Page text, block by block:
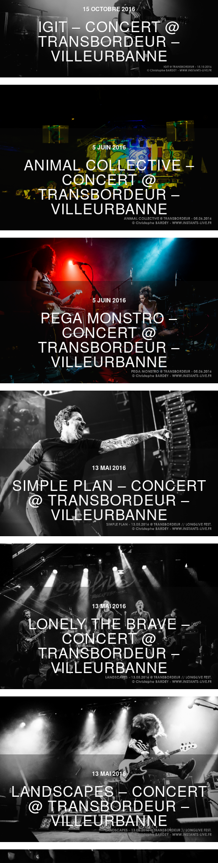
15 OCTOBRE 2016
IGIT – CONCERT @
TRANSBORDEUR –
VILLEURBANNE
5 JUIN 2016
ANIMAL COLLECTIVE –
CONCERT @
TRANSBORDEUR –
VILLEURBANNE
5 JUIN 2016
PEGA MONSTRO –
CONCERT @
TRANSBORDEUR –
VILLEURBANNE
13 MAI 2016
SIMPLE PLAN – CONCERT
@ TRANSBORDEUR –
VILLEURBANNE
13 MAI 2016
LONELY THE BRAVE –
CONCERT @
TRANSBORDEUR –
VILLEURBANNE
13 MAI 2016
LANDSCAPES – CONCERT
@ TRANSBORDEUR –
VILLEURBANNE